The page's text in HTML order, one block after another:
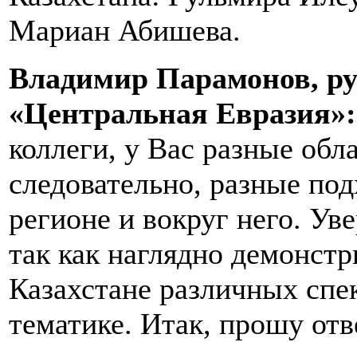
Мариан Абишева.
Владимир Парамонов,
«Центральная
коллеги, у Вас разные
следовательно, разные
регионе и вокруг него.
так как наглядно
Казахстане различных
тематике. Итак, прошу